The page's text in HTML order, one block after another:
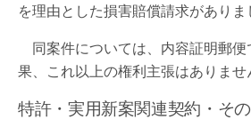
を理由とした損害賠償請求がありま
同案件については、内容証明郵
果、これ以上の権利主張はありませ
特許・実用新案関連契約・そ